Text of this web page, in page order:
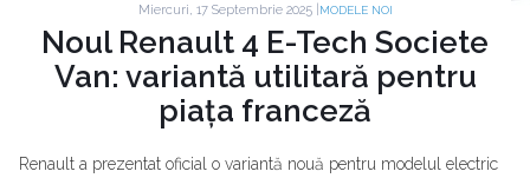
Miercuri, 17 Septembrie 2025 | MODELE NOI
Noul Renault 4 E-Tech Societe
Van: variantă utilitară pentru
piața franceză
Renault a prezentat oficial o variantă nouă pentru modelul electric